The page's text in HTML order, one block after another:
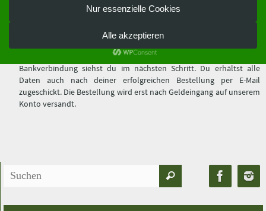
Zahlungsarten
Bestellnummer als Verwendungszweck. Die Bestellnummer und die
Bankverbindung siehst du im nächsten Schritt. Du erhältst alle
Daten auch nach deiner erfolgreichen Bestellung per E-Mail
zugeschickt. Die Bestellung wird erst nach Geldeingang auf unserem
Konto versandt.
Suchen